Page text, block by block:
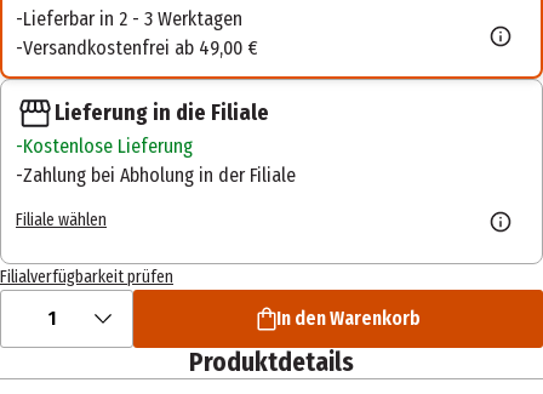
Lieferbar in 2 - 3 Werktagen
Versandkostenfrei ab 49,00 €
Lieferung in die Filiale
Kostenlose Lieferung
Zahlung bei Abholung in der Filiale
Filiale wählen
Filialverfügbarkeit prüfen
1 In den Warenkorb
Produktdetails